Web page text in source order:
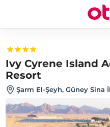
Ivy Cyrene Island
Resort
Şarm El-Şeyh, Güney Sina